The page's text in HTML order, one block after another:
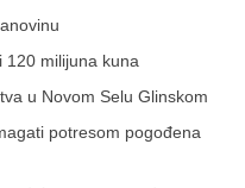
120 milijuna kuna
u Novom Selu Glinskom
potresom pogođena